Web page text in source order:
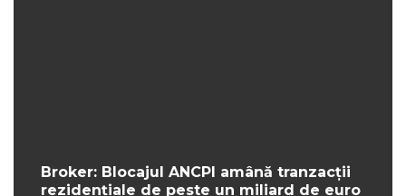
Broker: Blocajul ANCPI amână tranzacții
rezidențiale de peste un miliard de euro